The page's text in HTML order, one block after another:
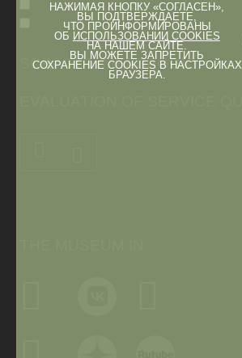
НАЖИМАЯ КНОПКУ «СОГЛАСЕН»,
ВЫ ПОДТВЕРЖДАЕТЕ,
ЧТО ПРОИНФОРМИРОВАНЫ
ОБ ИСПОЛЬЗОВАНИИ COOKIES
НА НАШЕМ САЙТЕ.
ВЫ МОЖЕТЕ ЗАПРЕТИТЬ
СОХРАНЕНИЕ COOKIES В НАСТРОЙКАХ
БРАУЗЕРА.
SCRIVI UN MESSAGGIO